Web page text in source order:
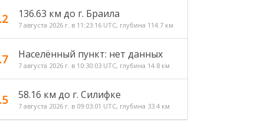
136.63 км до г. Браила
7 августа 2026 г. в 11:23:16 UTC, глубина 114.7 км
Населённый пункт: нет данных
7 августа 2026 г. в 10:30:03 UTC, глубина 14.8 км
58.16 км до г. Силифке
7 августа 2026 г. в 09:03:01 UTC, глубина 33.4 км